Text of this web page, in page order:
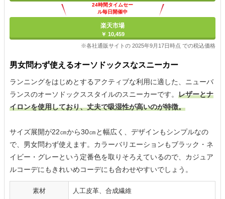
24時間タイムセー
ル毎日開催中
楽天市場
￥ 10,459
※各社通販サイトの 2025年9月17日時点 での税込価格
男女問わず使えるオーソドックスなスニーカー
ランニングをはじめとするアクティブな利用に適した、ニューバ
ランスのオーソドックススタイルのスニーカーです。 レザーとナ
イロンを使用しており、丈夫で吸湿性が高いのが特徴。
サイズ展開が22㎝から30㎝と幅広く、デザインもシンプルなの
で、男女問わず使えます。カラーバリエーションもブラック・ネ
イビー・グレーという定番色を取りそろえているので、カジュア
ルコーデにもきれいめコーデにも合わせやすいでしょう。
素材 人工皮革、合成繊維